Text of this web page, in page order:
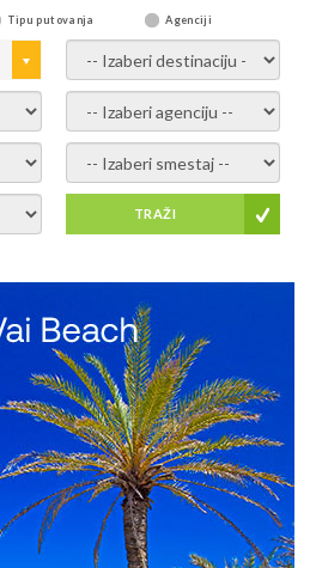
Tipu putovanja Agenciji
- izaberi destinaciju -
- izaberi agenciju -
- Izaberite smestaj -
TRAŽI